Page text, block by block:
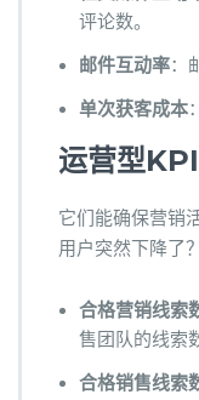
评论数。
邮件互动率：
单次获客成本
运营型KPI
它们能确保营销
用户突然下降了
合格营销线索
售团队的线索
合格销售线索